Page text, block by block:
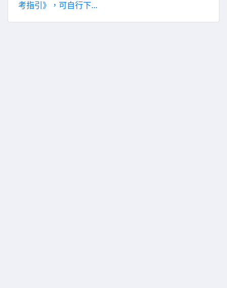
考指引》，可自行下...